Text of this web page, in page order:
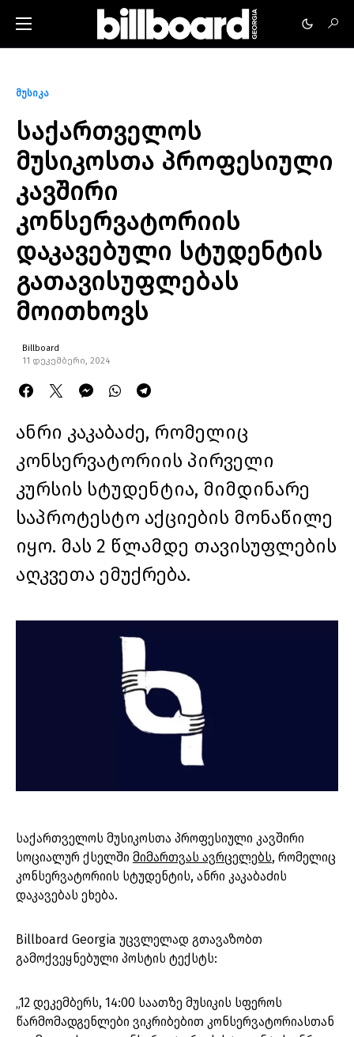
მუსიკა
საქართველოს
მუსიკოსთა პროფესიული
კავშირი
კონსერვატორიის
დაკავებული სტუდენტის
გათავისუფლებას
მოითხოვს
Billboard
11 დეკემბერი, 2024
ანრი კაკაბაძე, რომელიც
კონსერვატორიის პირველი
კურსის სტუდენტია, მიმდინარე
საპროტესტო აქციების მონაწილე
იყო. მას 2 წლამდე თავისუფლების
აღკვეთა ემუქრება.
საქართველოს მუსიკოსთა პროფესიული კავშირი
სოციალურ ქსელში მიმართვას ავრცელებს, რომელიც
კონსერვატორიის სტუდენტის, ანრი კაკაბაძის
დაკავებას ეხება.
Billboard Georgia უცვლელად გთავაზობთ
გამოქვეყნებული პოსტის ტექსტს:
„12 დეკემბერს, 14:00 საათზე მუსიკის სფეროს
წარმომადგენლები ვიკრიბებით კონსერვატორიასთან